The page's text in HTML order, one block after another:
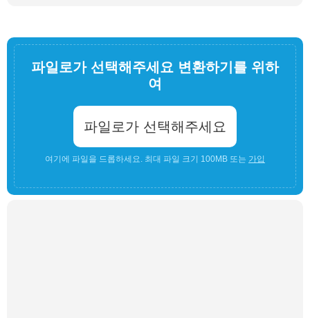
파일로가 선택해주세요 변환하기를 위하
여
파일로가 선택해주세요
여기에 파일을 드롭하세요. 최대 파일 크기 100MB 또는 가입